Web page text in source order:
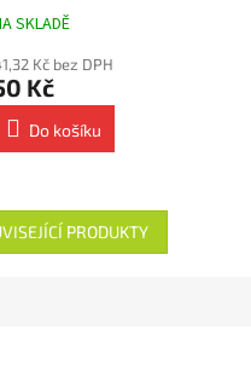
SKLADĚ
Kč bez DPH
Kč
Do košíku
PRODUKTY